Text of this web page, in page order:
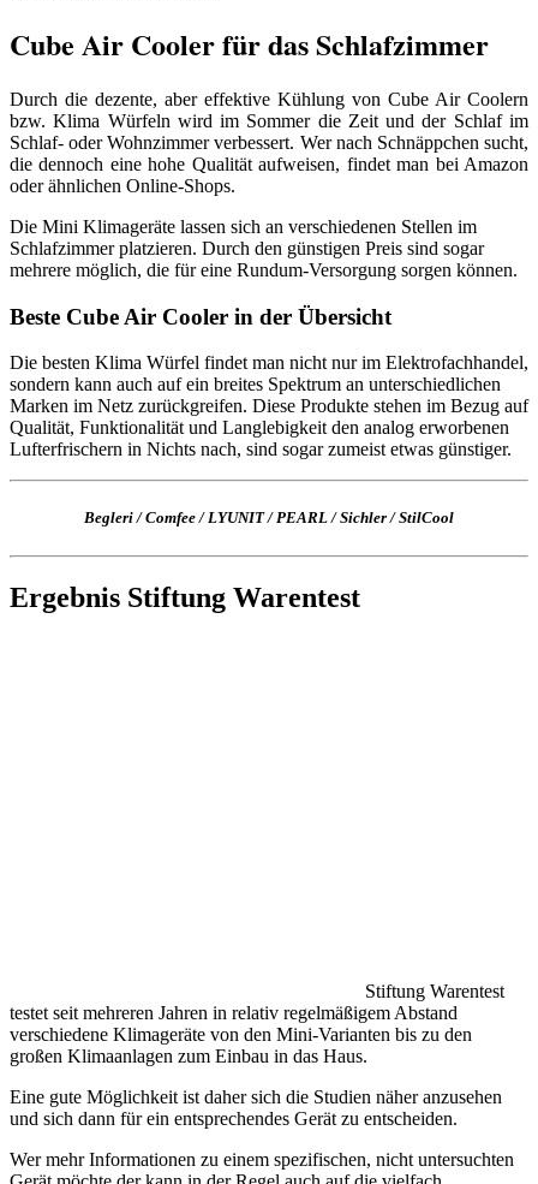
Cube Air Cooler für das Schlafzimmer
Durch die dezente, aber effektive Kühlung von Cube Air Coolern
bzw. Klima Würfeln wird im Sommer die Zeit und der Schlaf im
Schlaf- oder Wohnzimmer verbessert. Wer nach Schnäppchen sucht,
die dennoch eine hohe Qualität aufweisen, findet man bei Amazon
oder ähnlichen Online-Shops.
Die Mini Klimageräte lassen sich an verschiedenen Stellen im
Schlafzimmer platzieren. Durch den günstigen Preis sind sogar
mehrere möglich, die für eine Rundum-Versorgung sorgen können.
Beste Cube Air Cooler in der Übersicht
Die besten Klima Würfel findet man nicht nur im Elektrofachhandel,
sondern kann auch auf ein breites Spektrum an unterschiedlichen
Marken im Netz zurückgreifen. Diese Produkte stehen im Bezug auf
Qualität, Funktionalität und Langlebigkeit den analog erworbenen
Lufterfrischern in Nichts nach, sind sogar zumeist etwas günstiger.
Begleri / Comfee / LYUNIT / PEARL / Sichler / StilCool
Ergebnis Stiftung Warentest
Stiftung Warentest
testet seit mehreren Jahren in relativ regelmäßigem Abstand
verschiedene Klimageräte von den Mini-Varianten bis zu den
großen Klimaanlagen zum Einbau in das Haus.
Eine gute Möglichkeit ist daher sich die Studien näher anzusehen
und sich dann für ein entsprechendes Gerät zu entscheiden.
Wer mehr Informationen zu einem spezifischen, nicht untersuchten